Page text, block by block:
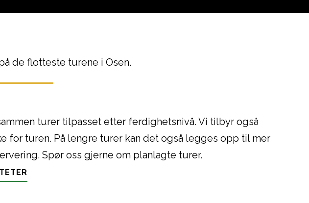
de flotteste turene i Osen.
turer tilpasset etter ferdighetsnivå. Vi tilbyr også
for turen. På lengre turer kan det også legges opp til mer
Spør oss gjerne om planlagte turer.